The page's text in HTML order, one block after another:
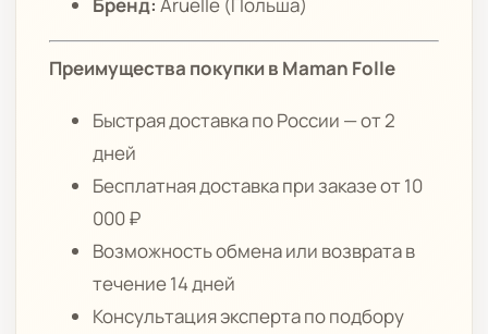
Бренд: Aruelle (Польша)
Преимущества покупки в Maman Folle
Быстрая доставка по России — от 2
дней
Бесплатная доставка при заказе от 10
000 ₽
Возможность обмена или возврата в
течение 14 дней
Консультация эксперта по подбору